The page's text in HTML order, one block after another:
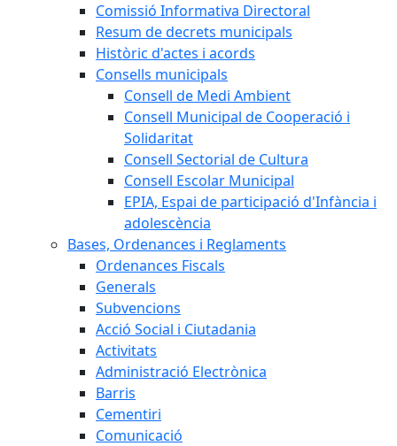
Comissió Informativa Directoral
Resum de decrets municipals
Històric d'actes i acords
Consells municipals
Consell de Medi Ambient
Consell Municipal de Cooperació i
Solidaritat
Consell Sectorial de Cultura
Consell Escolar Municipal
EPIA, Espai de participació d'Infància i
adolescència
Bases, Ordenances i Reglaments
Ordenances Fiscals
Generals
Subvencions
Acció Social i Ciutadania
Activitats
Administració Electrònica
Barris
Cementiri
Comunicació